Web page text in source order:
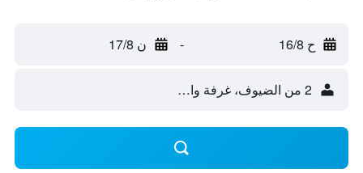
ح 16/8 - ن 17/8
2 من الضيوف، غرفة واحدة